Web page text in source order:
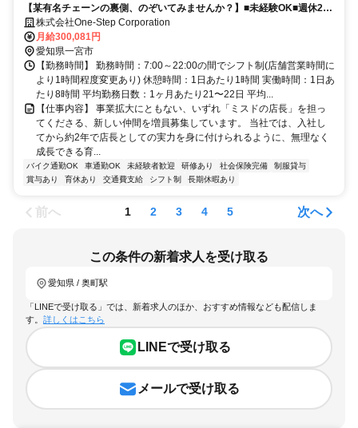
【某有名チェーンの裏側、のぞいてみませんか？】■未経験OK■週休2日
制■年2回、7連休あり■賞与年2回あり■初年度年収400万～■人間関係が
良好
株式会社One-Step Corporation
月給300,081円
愛知県一宮市
【勤務時間】 勤務時間：7:00～22:00の間でシフト制(店舗営業時間に
より1時間程度変更あり) 休憩時間：1日あたり1時間 実働時間：1日あ
たり8時間 平均勤務日数：1ヶ月あたり21〜22日 平均...
【仕事内容】 事業拡大にともない、いずれ「ミスドの店長」を担っ
てくださる、新しい仲間を増員募集しています。 当社では、入社し
てから約2年で店長としての実力を身に付けられるように、無理なく
成長できる育...
バイク通勤OK 車通勤OK 未経験者歓迎 研修あり 社会保険完備
制服貸与
賞与あり
育休あり 交通費支給 シフト制 長期休暇あり
前へ 1 2 3 4 5 次へ
この条件の新着求人を受け取る
愛知県 / 奥町駅
「LINEで受け取る」では、新着求人のほか、おすすめ情報なども配信しま
す。 詳しくはこちら
LINEで受け取る
メールで受け取る